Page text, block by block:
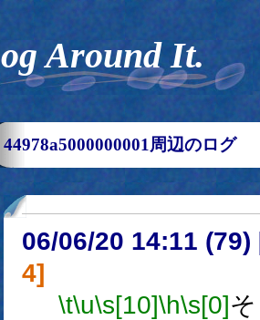
Log Around It.
44978a5000000001周辺のログ
06/06/20 14:11 (79)
4]
\t\u\s[10]\h\s[0]